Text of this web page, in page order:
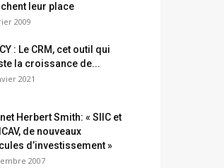
leur place
2009
: Le CRM, cet outil qui
la croissance de...
2021
Herbert Smith: « SIIC et
de nouveaux
d’investissement »
2007